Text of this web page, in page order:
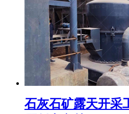
石灰石矿露天开采